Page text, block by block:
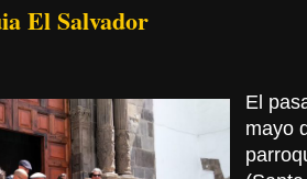
El Salvador
El
mayo